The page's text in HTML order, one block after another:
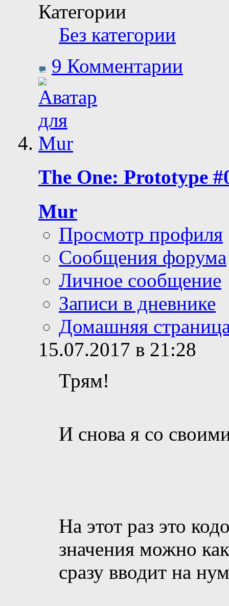
Категории
Без категории
9 Комментарии
The One: Prototype
Mur
Просмотр профиля
Сообщения форума
Личное сообщение
Записи в дневнике
Домашняя
15.07.2017 в 21:28
Трям!
И снова я со
На этот раз это
значения можно
сразу вводит на